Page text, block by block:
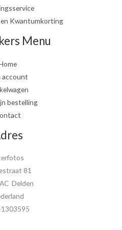
Kwantumkorting
Menu
account
bestelling
81
Delden